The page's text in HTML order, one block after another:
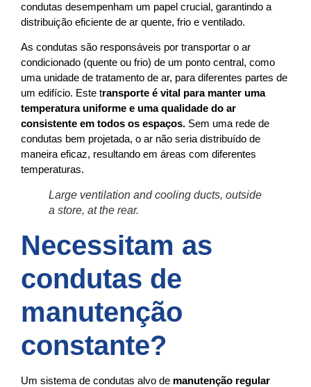
condutas desempenham um papel crucial, garantindo a
distribuição eficiente de ar quente, frio e ventilado.
As condutas são responsáveis por transportar o ar
condicionado (quente ou frio) de um ponto central, como
uma unidade de tratamento de ar, para diferentes partes de
um edifício. Este transporte é vital para manter uma
temperatura uniforme e uma qualidade do ar
consistente em todos os espaços. Sem uma rede de
condutas bem projetada, o ar não seria distribuído de
maneira eficaz, resultando em áreas com diferentes
temperaturas.
Large ventilation and cooling ducts, outside
a store, at the rear.
Necessitam as
condutas de
manutenção
constante?
Um sistema de condutas alvo de manutenção regular